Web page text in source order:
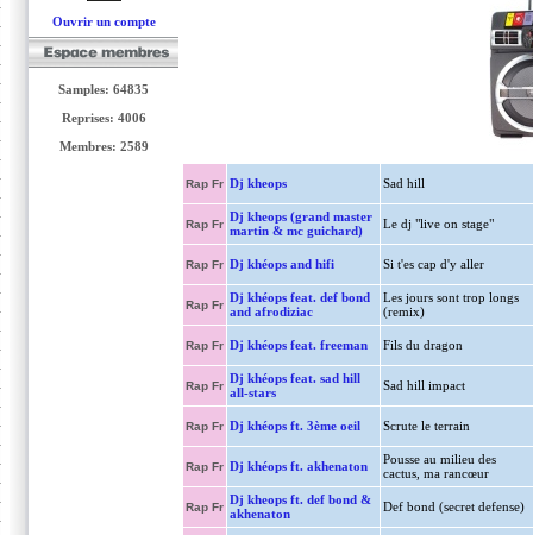
Ouvrir un compte
Samples: 64835
Reprises: 4006
Membres: 2589
Rap Fr Dj kheops Sad hill
Rap Fr
Dj kheops (grand master
martin & mc guichard)
Le dj "live on stage"
Rap Fr Dj khéops and hifi Si t'es cap d'y aller
Rap Fr
Dj khéops feat. def bond
and afrodiziac
Les jours sont trop longs
(remix)
Rap Fr Dj khéops feat. freeman Fils du dragon
Rap Fr
Dj khéops feat. sad hill
all-stars
Sad hill impact
Rap Fr Dj khéops ft. 3ème oeil Scrute le terrain
Rap Fr Dj khéops ft. akhenaton
Pousse au milieu des
cactus, ma rancœur
Rap Fr
Dj kheops ft. def bond &
akhenaton
Def bond (secret defense)